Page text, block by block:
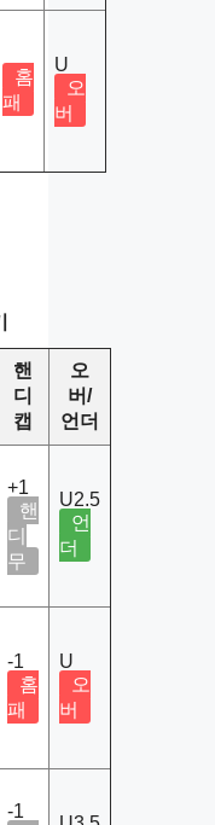
홈
패
U
오
버
핸
디
캡
오
버/
언더
+1
핸
디
무
U2.5
언
더
-1
홈
패
U
오
버
-1